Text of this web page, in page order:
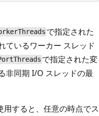
で指定された
ているワーカー スレッド
で指定された変
非同期 I/O スレッドの最
用すると、任意の時点でス